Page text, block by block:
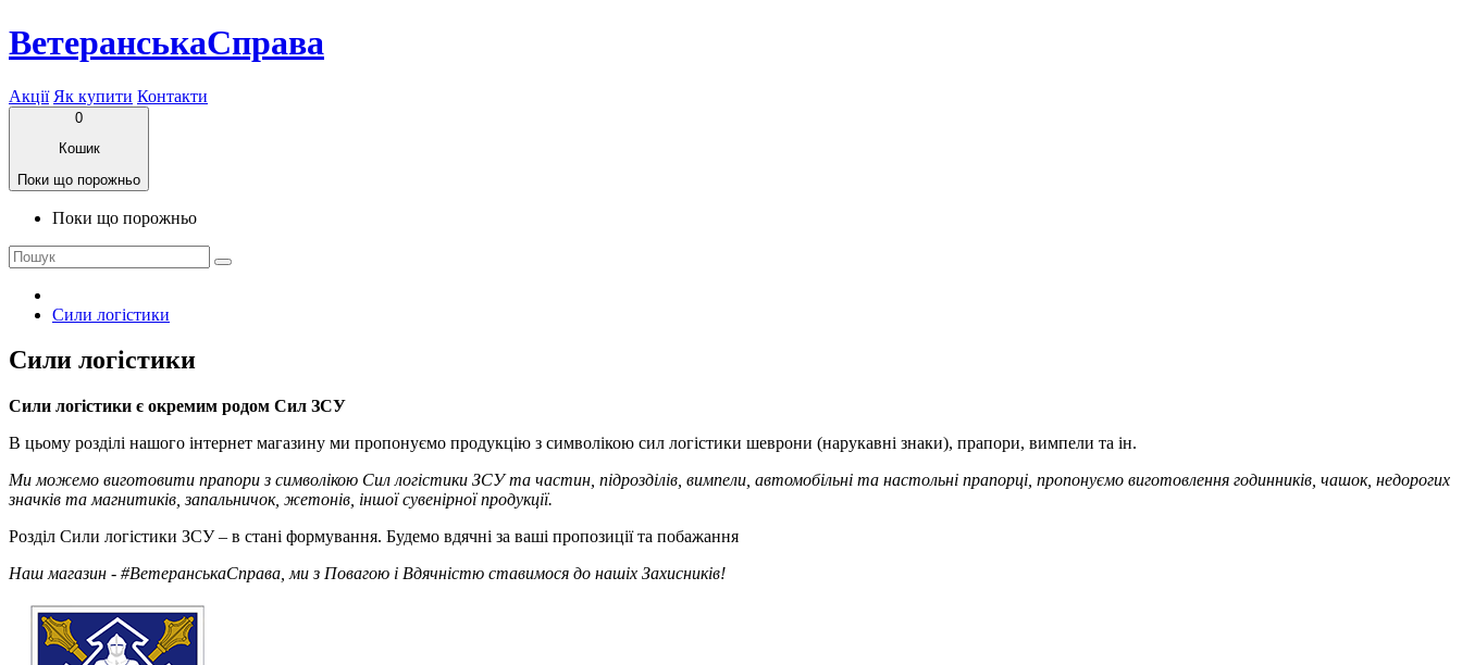
ВетеранськаСправа
Акції Як купити Контакти
0
Кошик
Поки що порожньо
Поки що порожньо
Сили логістики
Сили логістики
Сили логістики є окремим родом Сил ЗСУ
В цьому розділі нашого інтернет магазину ми пропонуємо продукцію з символікою сил логістики шеврони (нарукавні знаки), прапори, вимпели та ін.
Ми можемо виготовити прапори з символікою Сил логістики ЗСУ та частин, підрозділів, вимпели, автомобільні та настольні прапорці, пропонуємо виготовлення годинників, чашок, недорогих
значків та магнитиків, запальничок, жетонів, іншої сувенірної продукції.
Розділ Сили логістики ЗСУ – в стані формування. Будемо вдячні за ваші пропозиції та побажання
Наш магазин - #ВетеранськаСправа, ми з Повагою і Вдячністю ставимося до нашіх Захисників!